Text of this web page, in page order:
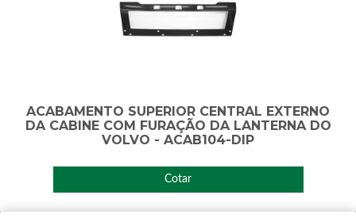
ACABAMENTO SUPERIOR CENTRAL EXTERNO
DA CABINE COM FURAÇÃO DA LANTERNA DO
VOLVO - ACAB104-DIP
Cotar